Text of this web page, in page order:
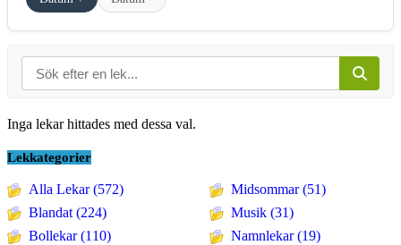
Inga lekar hittades med dessa val.
Lekkategorier
Alla Lekar (572)
Blandat (224)
Bollekar (110)
Midsommar (51)
Musik (31)
Namnlekar (19)